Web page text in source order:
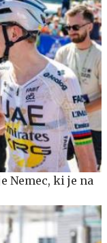
Nemec, ki je na